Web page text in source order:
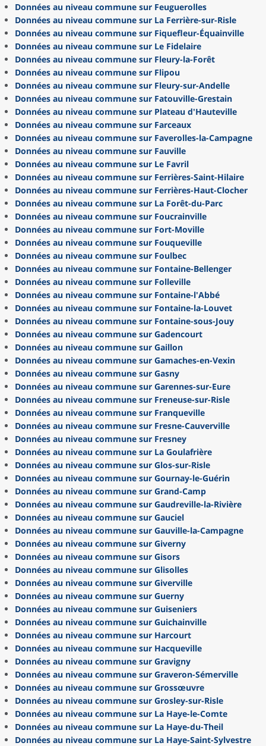
Données au niveau commune sur Feuguerolles
Données au niveau commune sur La Ferrière-sur-Risle
Données au niveau commune sur Fiquefleur-Équainville
Données au niveau commune sur Le Fidelaire
Données au niveau commune sur Fleury-la-Forêt
Données au niveau commune sur Flipou
Données au niveau commune sur Fleury-sur-Andelle
Données au niveau commune sur Fatouville-Grestain
Données au niveau commune sur Plateau d'Hauteville
Données au niveau commune sur Farceaux
Données au niveau commune sur Faverolles-la-Campagne
Données au niveau commune sur Fauville
Données au niveau commune sur Le Favril
Données au niveau commune sur Ferrières-Saint-Hilaire
Données au niveau commune sur Ferrières-Haut-Clocher
Données au niveau commune sur La Forêt-du-Parc
Données au niveau commune sur Foucrainville
Données au niveau commune sur Fort-Moville
Données au niveau commune sur Fouqueville
Données au niveau commune sur Foulbec
Données au niveau commune sur Fontaine-Bellenger
Données au niveau commune sur Folleville
Données au niveau commune sur Fontaine-l'Abbé
Données au niveau commune sur Fontaine-la-Louvet
Données au niveau commune sur Fontaine-sous-Jouy
Données au niveau commune sur Gadencourt
Données au niveau commune sur Gaillon
Données au niveau commune sur Gamaches-en-Vexin
Données au niveau commune sur Gasny
Données au niveau commune sur Garennes-sur-Eure
Données au niveau commune sur Freneuse-sur-Risle
Données au niveau commune sur Franqueville
Données au niveau commune sur Fresne-Cauverville
Données au niveau commune sur Fresney
Données au niveau commune sur La Goulafrière
Données au niveau commune sur Glos-sur-Risle
Données au niveau commune sur Gournay-le-Guérin
Données au niveau commune sur Grand-Camp
Données au niveau commune sur Gaudreville-la-Rivière
Données au niveau commune sur Gauciel
Données au niveau commune sur Gauville-la-Campagne
Données au niveau commune sur Giverny
Données au niveau commune sur Gisors
Données au niveau commune sur Glisolles
Données au niveau commune sur Giverville
Données au niveau commune sur Guerny
Données au niveau commune sur Guiseniers
Données au niveau commune sur Guichainville
Données au niveau commune sur Harcourt
Données au niveau commune sur Hacqueville
Données au niveau commune sur Gravigny
Données au niveau commune sur Graveron-Sémerville
Données au niveau commune sur Grossœuvre
Données au niveau commune sur Grosley-sur-Risle
Données au niveau commune sur La Haye-le-Comte
Données au niveau commune sur La Haye-du-Theil
Données au niveau commune sur La Haye-Saint-Sylvestre